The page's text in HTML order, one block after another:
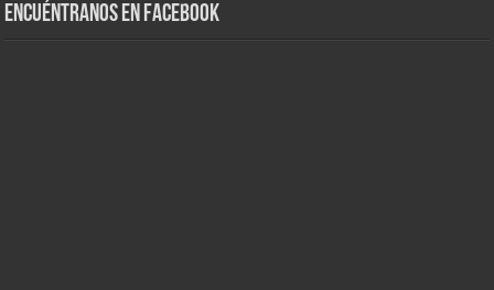
Encuéntranos en Facebook